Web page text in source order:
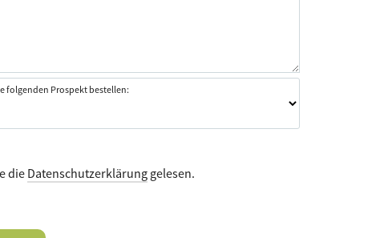
folgenden Prospekt bestellen:
die Datenschutzerklärung gelesen.